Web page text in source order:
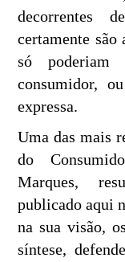
decorrentes
certamente são
só poderiam
consumidor,
expressa.
Uma das mais
do
Marques,
publicado aqui
na sua visão,
síntese,